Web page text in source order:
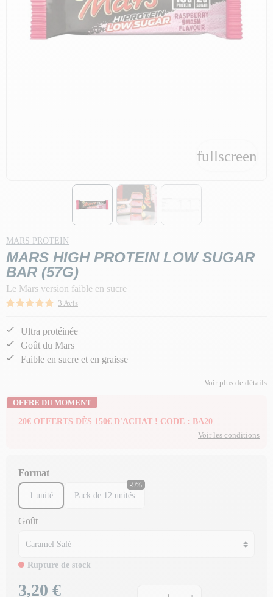
fullscreen
fullscreen
MARS PROTEIN
MARS HIGH PROTEIN LOW SUGAR
BAR (57G)
Le Mars version faible en sucre
3 Avis
Ultra protéinée
Goût du Mars
Faible en sucre et en graisse
Voir plus de détails
OFFRE DU MOMENT
20€ OFFERTS DÈS 150€ D'ACHAT ! CODE : BA20
Voir les conditions
Format
1 unité
-9%
Pack de 12 unités
Goût
Rupture de stock
Prix
3,20 €